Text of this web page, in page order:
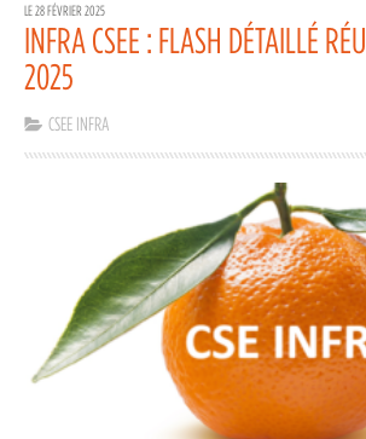
LE 28 FÉVRIER 2025
INFRA CSEE : FLASH DÉTAILLÉ
2025
CSEE INFRA